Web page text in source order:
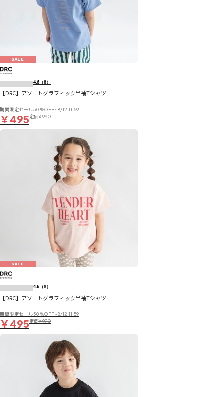
SALE
4.6 （8）
【DRC】アソートグラフィック半袖Tシャツ
期間限定セール50％OFF~8/12 11:59
￥495定価￥990
SALE
4.6 （8）
【DRC】アソートグラフィック半袖Tシャツ
期間限定セール50％OFF~8/12 11:59
￥495定価￥990